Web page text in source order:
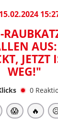
15.02.2024
JETZT
WEG!"
0
😱 🔥